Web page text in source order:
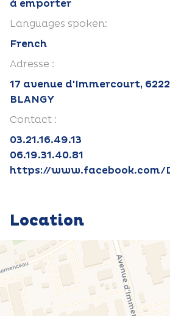
à emporter
Languages spoken:
French
Adresse :
17 avenue d'Immercourt,
BLANGY
Contact :
03.21.16.49.13
06.19.31.40.81
https://www.facebook.com/
Location